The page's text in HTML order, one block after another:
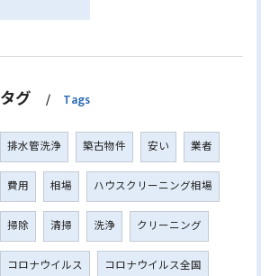
タグ Tags
排水管洗浄 築古物件 安い 業者
費用 相場 ハウスクリーニング相場
掃除 清掃 洗浄 クリーニング
コロナウイルス コロナウイルス全国